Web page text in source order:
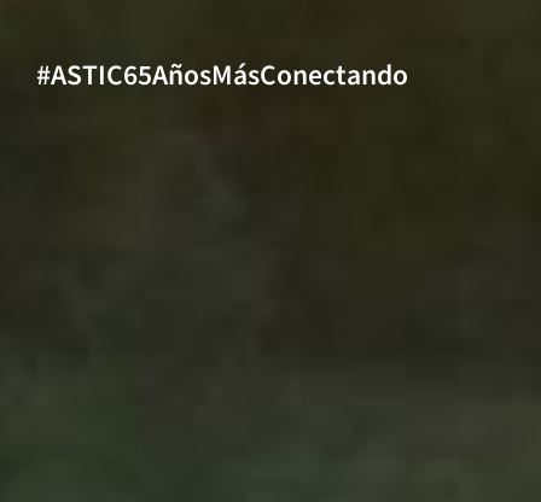
#ASTIC65AñosMásConectando